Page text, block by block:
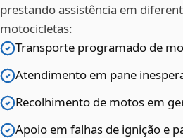
prestando assistência em
motocicletas:
Transporte programado de
Atendimento em pane
Recolhimento de motos em
Apoio em falhas de ignição e